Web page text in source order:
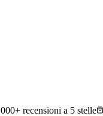
recensioni a 5 stelle